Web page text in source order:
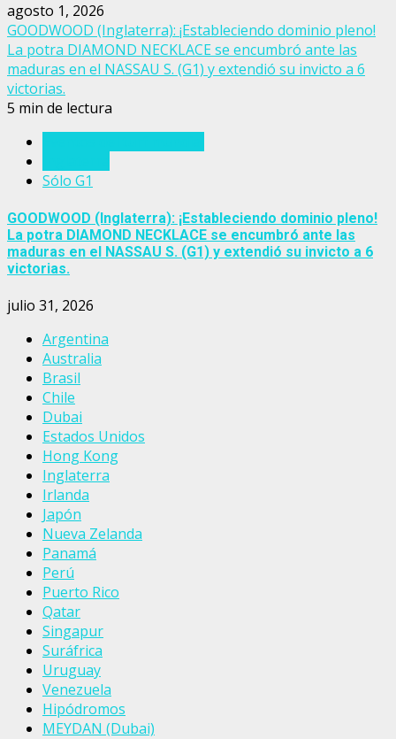
agosto 1, 2026
GOODWOOD (Inglaterra): ¡Estableciendo dominio pleno!
La potra DIAMOND NECKLACE se encumbró ante las
maduras en el NASSAU S. (G1) y extendió su invicto a 6
victorias.
5 min de lectura
Sólo G1
GOODWOOD (Inglaterra): ¡Estableciendo dominio pleno!
La potra DIAMOND NECKLACE se encumbró ante las
maduras en el NASSAU S. (G1) y extendió su invicto a 6
victorias.
julio 31, 2026
Argentina
Australia
Brasil
Chile
Dubai
Estados Unidos
Hong Kong
Inglaterra
Irlanda
Japón
Nueva Zelanda
Panamá
Perú
Puerto Rico
Qatar
Singapur
Suráfrica
Uruguay
Venezuela
Hipódromos
MEYDAN (Dubai)